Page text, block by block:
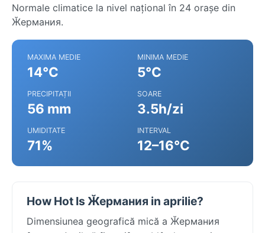
Normale climatice la nivel național în 24 orașe din
Ӂермания.
MAXIMA MEDIE
14°C
MINIMA MEDIE
5°C
PRECIPITAȚII
56 mm
SOARE
3.5h/zi
UMIDITATE
71%
INTERVAL
12–16°C
How Hot Is Ӂермания in aprilie?
Dimensiunea geografică mică a Ӂермания